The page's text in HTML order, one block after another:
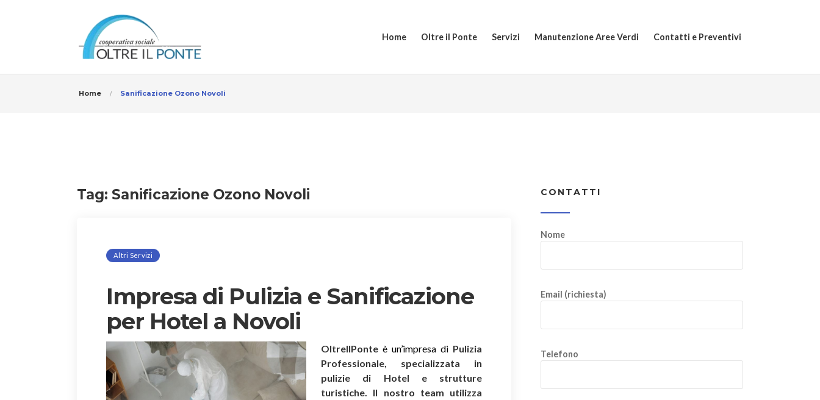
Home Oltre il Ponte Servizi Manutenzione Aree Verdi Contatti e Preventivi
Home Sanificazione Ozono Novoli
Tag: Sanificazione Ozono Novoli
Altri Servizi
Impresa di Pulizia e Sanificazione
per Hotel a Novoli
OltreIlPonte è un’impresa di Pulizia
Professionale, specializzata in
pulizie di Hotel e strutture
turistiche. Il nostro team utilizza
CONTATTI
Nome
Email (richiesta)
Telefono